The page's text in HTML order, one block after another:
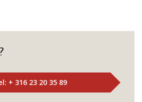
+ 316 23 20 35 89